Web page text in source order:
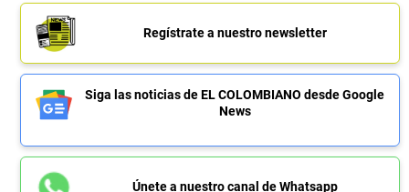
Regístrate a nuestro newsletter
Siga las noticias de EL COLOMBIANO desde Google
News
Únete a nuestro canal de Whatsapp